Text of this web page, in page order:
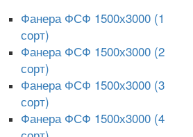
Фанера ФСФ 1500х3000 (1
сорт)
Фанера ФСФ 1500х3000 (2
сорт)
Фанера ФСФ 1500х3000 (3
сорт)
Фанера ФСФ 1500х3000 (4